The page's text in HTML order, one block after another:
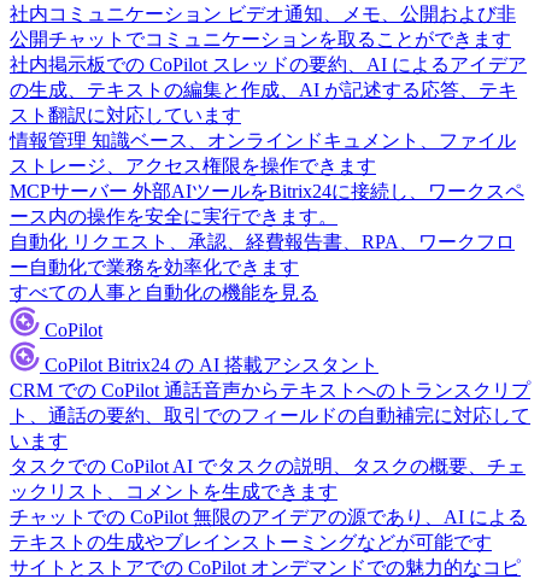
社内コミュニケーション ビデオ通知、メモ、公開および非
公開チャットでコミュニケーションを取ることができます
社内掲示板での CoPilot スレッドの要約、AI によるアイデア
の生成、テキストの編集と作成、AI が記述する応答、テキ
スト翻訳に対応しています
情報管理 知識ベース、オンラインドキュメント、ファイル
ストレージ、アクセス権限を操作できます
MCPサーバー 外部AIツールをBitrix24に接続し、ワークスペ
ース内の操作を安全に実行できます。
自動化 リクエスト、承認、経費報告書、RPA、ワークフロ
ー自動化で業務を効率化できます
すべての人事と自動化の機能を見る
CoPilot
CoPilot Bitrix24 の AI 搭載アシスタント
CRM での CoPilot 通話音声からテキストへのトランスクリプ
ト、通話の要約、取引でのフィールドの自動補完に対応して
います
タスクでの CoPilot AI でタスクの説明、タスクの概要、チェ
ックリスト、コメントを生成できます
チャットでの CoPilot 無限のアイデアの源であり、AI による
テキストの生成やブレインストーミングなどが可能です
サイトとストアでの CoPilot オンデマンドでの魅力的なコピ